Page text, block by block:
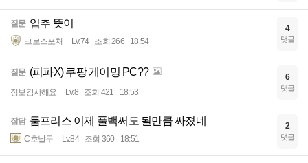
질문 입추 뜻이
크로스포처 Lv.74 조회 266 18:54
4
댓글
질문 (피파X) 쿠팡 게이밍 PC??
정보감사해요 Lv.8 조회 421 18:53
6
댓글
잡담 둠프리스 이제 풀백써도 될만큼 싸졌네
C호날두 Lv.84 조회 360 18:51
2
댓글